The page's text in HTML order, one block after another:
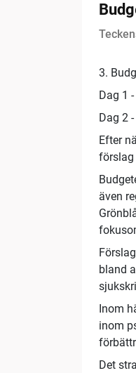
3.
Dag 1
Dag 2
Efter
förslag
även
bland
Inom
inom
Det